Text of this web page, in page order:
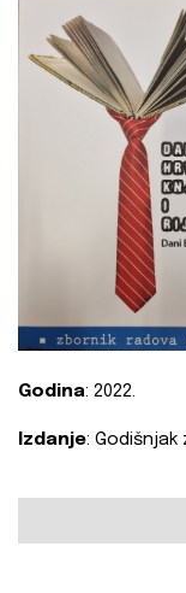
Godina: 2022.
Izdanje: